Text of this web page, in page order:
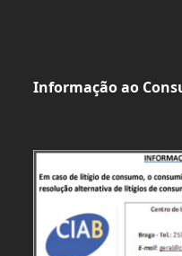
Informação ao